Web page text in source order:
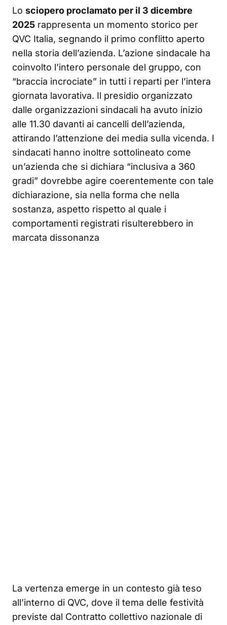
Lo sciopero proclamato per il 3 dicembre
2025 rappresenta un momento storico per
QVC Italia, segnando il primo conflitto aperto
nella storia dell’azienda. L’azione sindacale ha
coinvolto l’intero personale del gruppo, con
“braccia incrociate” in tutti i reparti per l’intera
giornata lavorativa. Il presidio organizzato
dalle organizzazioni sindacali ha avuto inizio
alle 11.30 davanti ai cancelli dell’azienda,
attirando l’attenzione dei media sulla vicenda. I
sindacati hanno inoltre sottolineato come
un’azienda che si dichiara “inclusiva a 360
gradi” dovrebbe agire coerentemente con tale
dichiarazione, sia nella forma che nella
sostanza, aspetto rispetto al quale i
comportamenti registrati risulterebbero in
marcata dissonanza
La vertenza emerge in un contesto già teso
all’interno di QVC, dove il tema delle festività
previste dal Contratto collettivo nazionale di